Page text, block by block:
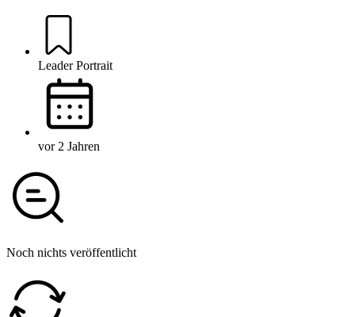
Leader Portrait
vor 2 Jahren
Noch nichts veröffentlicht